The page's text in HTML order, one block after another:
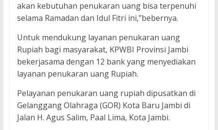
akan kebutuhan penukaran uang bisa terpenuhi
selama Ramadan dan Idul Fitri ini,”bebernya.
Untuk mendukung layanan penukaran uang
Rupiah bagi masyarakat, KPWBI Provinsi Jambi
bekerjasama dengan 12 bank yang menyediakan
layanan penukaran uang Rupiah.
Pelayanan penukaran uang rupiah dipusatkan di
Gelanggang Olahraga (GOR) Kota Baru Jambi di
Jalan H. Agus Salim, Paal Lima, Kota Jambi.